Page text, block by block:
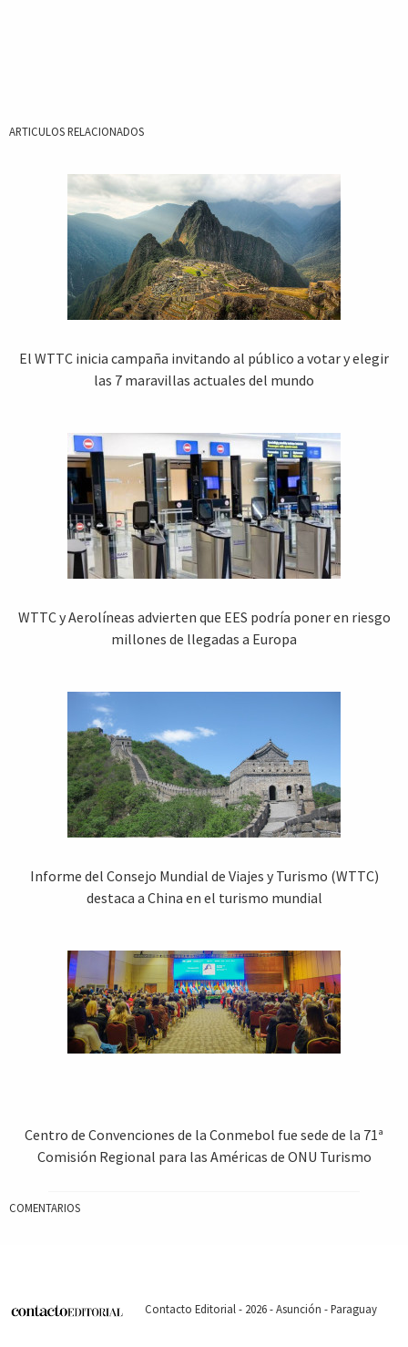
ARTICULOS RELACIONADOS
El WTTC inicia campaña invitando al público a votar y elegir
las 7 maravillas actuales del mundo
WTTC y Aerolíneas advierten que EES podría poner en riesgo
millones de llegadas a Europa
Informe del Consejo Mundial de Viajes y Turismo (WTTC)
destaca a China en el turismo mundial
Centro de Convenciones de la Conmebol fue sede de la 71ª
Comisión Regional para las Américas de ONU Turismo
COMENTARIOS
Contacto Editorial - 2026 - Asunción - Paraguay